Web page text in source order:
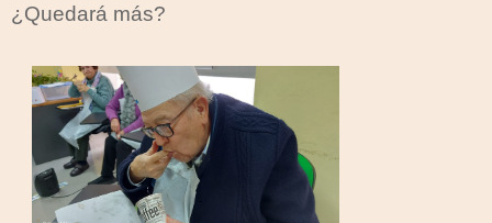
¿Quedará más?